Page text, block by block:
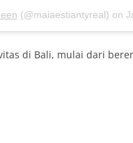
(@maiaestiantyreal) on
di Bali, mulai dari